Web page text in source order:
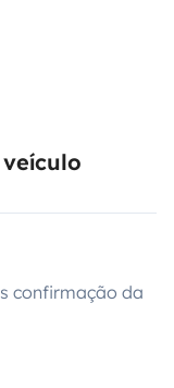
confirmação da